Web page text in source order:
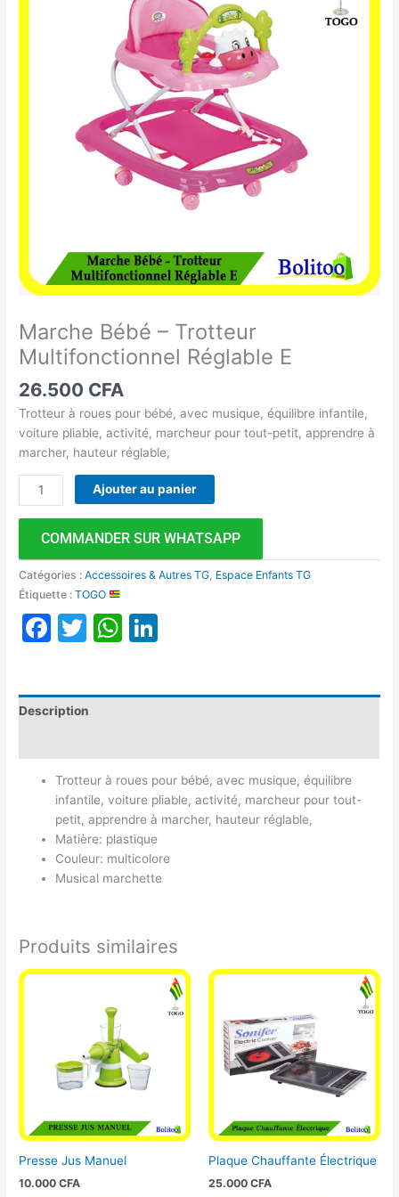
Marche Bébé – Trotteur
Multifonctionnel Réglable E
26.500 CFA
Trotteur à roues pour bébé, avec musique, équilibre infantile,
voiture pliable, activité, marcheur pour tout-petit, apprendre à
marcher, hauteur réglable,
Ajouter au panier
COMMANDER SUR WHATSAPP
Catégories :Accessoires & Autres TG Espace Enfants TG
Étiquette :TOGO
Facebook
TwitterWhatsApp
Description
Trotteur à roues pour bébé, avec musique, équilibre
infantile, voiture pliable, activité, marcheur pour tout-
petit, apprendre à marcher, hauteur réglable,
Matière: plastique
Couleur: multicolore
Musical marchette
Produits similaires
Presse Jus Manuel
10.000CFA
Plaque Chauffante Électrique
25.000 CFA